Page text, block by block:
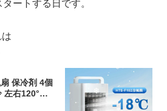
ートする日です。
保冷剤 4個
左右120°自
タイマー